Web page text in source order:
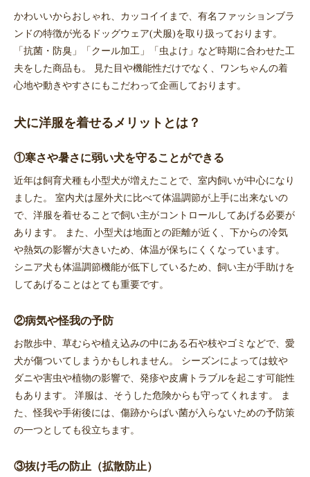
お買い物を続ける カートへ進む
かわいいからおしゃれ、カッコイイまで、有名ファッションブラ
ンドの特徴が光るドッグウェア(犬服)を取り扱っております。
「抗菌・防臭」「クール加工」「虫よけ」など時期に合わせた工
夫をした商品も。 見た目や機能性だけでなく、ワンちゃんの着
心地や動きやすさにもこだわって企画しております。
犬に洋服を着せるメリットとは？
①寒さや暑さに弱い犬を守ることができる
近年は飼育犬種も小型犬が増えたことで、室内飼いが中心になり
ました。 室内犬は屋外犬に比べて体温調節が上手に出来ないの
で、洋服を着せることで飼い主がコントロールしてあげる必要が
あります。 また、小型犬は地面との距離が近く、下からの冷気
や熱気の影響が大きいため、体温が保ちにくくなっています。
シニア犬も体温調節機能が低下しているため、飼い主が手助けを
してあげることはとても重要です。
②病気や怪我の予防
お散歩中、草むらや植え込みの中にある石や枝やゴミなどで、愛
犬が傷ついてしまうかもしれません。 シーズンによっては蚊や
ダニや害虫や植物の影響で、発疹や皮膚トラブルを起こす可能性
もあります。 洋服は、そうした危険からも守ってくれます。 ま
た、怪我や手術後には、傷跡からばい菌が入らないための予防策
の一つとしても役立ちます。
③抜け毛の防止（拡散防止）